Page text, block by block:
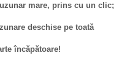
mare, prins cu un clic;
deschise pe toată
încăpătoare!